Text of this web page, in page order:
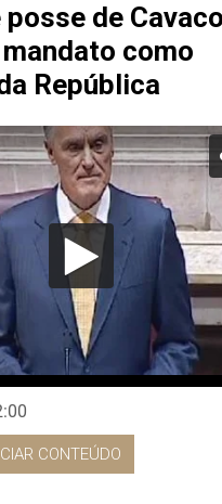
de
como
República
CONTEÚDO